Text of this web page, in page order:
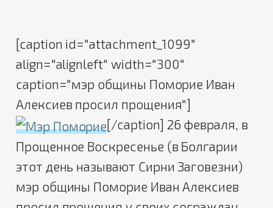
[caption id="attachment_1099"
align="alignleft" width="300"
caption="мэр общины Поморие Иван
Алексиев просил прощения"]
[/caption] 26 февраля, в
Прощенное Воскресенье (в Болгарии
этот день называют Сирни Заговезни)
мэр общины Поморие Иван Алексиев